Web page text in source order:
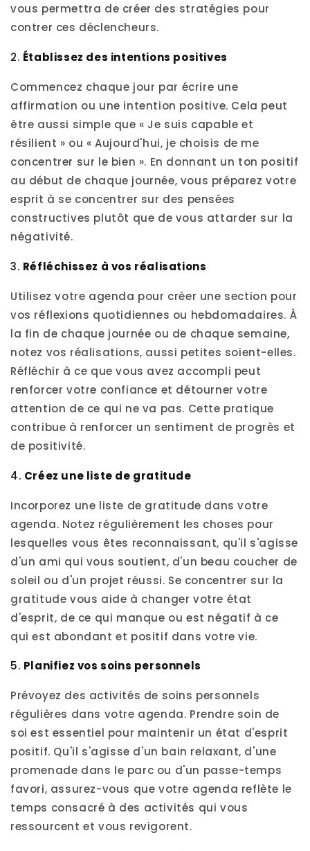
vous permettra de créer des stratégies pour
contrer ces déclencheurs.
2. Établissez des intentions positives
Commencez chaque jour par écrire une
affirmation ou une intention positive. Cela peut
être aussi simple que « Je suis capable et
résilient » ou « Aujourd'hui, je choisis de me
concentrer sur le bien ». En donnant un ton positif
au début de chaque journée, vous préparez votre
esprit à se concentrer sur des pensées
constructives plutôt que de vous attarder sur la
négativité.
3. Réfléchissez à vos réalisations
Utilisez votre agenda pour créer une section pour
vos réflexions quotidiennes ou hebdomadaires. À
la fin de chaque journée ou de chaque semaine,
notez vos réalisations, aussi petites soient-elles.
Réfléchir à ce que vous avez accompli peut
renforcer votre confiance et détourner votre
attention de ce qui ne va pas. Cette pratique
contribue à renforcer un sentiment de progrès et
de positivité.
4. Créez une liste de gratitude
Incorporez une liste de gratitude dans votre
agenda. Notez régulièrement les choses pour
lesquelles vous êtes reconnaissant, qu'il s'agisse
d'un ami qui vous soutient, d'un beau coucher de
soleil ou d'un projet réussi. Se concentrer sur la
gratitude vous aide à changer votre état
d'esprit, de ce qui manque ou est négatif à ce
qui est abondant et positif dans votre vie.
5. Planifiez vos soins personnels
Prévoyez des activités de soins personnels
régulières dans votre agenda. Prendre soin de
soi est essentiel pour maintenir un état d'esprit
positif. Qu'il s'agisse d'un bain relaxant, d'une
promenade dans le parc ou d'un passe-temps
favori, assurez-vous que votre agenda reflète le
temps consacré à des activités qui vous
ressourcent et vous revigorent.